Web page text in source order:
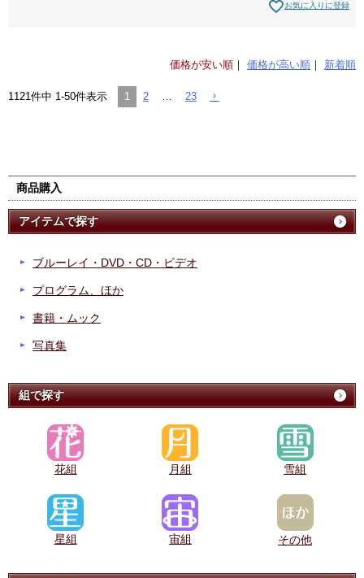
お気に入りに登録
価格が安い順 価格が高い順 新着順
1121 件中 1 -50件表示 1 2 23
商品購入
アイテムで探す
ブルーレイ・DVD・CD・ビデオ
プログラム、ほか
書籍・ムック
写真集
組で探す
花組 月組 雪組
星組 宙組 その他